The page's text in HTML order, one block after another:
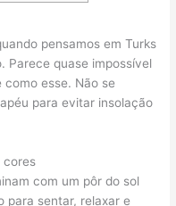
pensamos em Turks
Parece quase impossível
esse. Não se
para evitar insolação
cores
com um pôr do sol
para sentar, relaxar e